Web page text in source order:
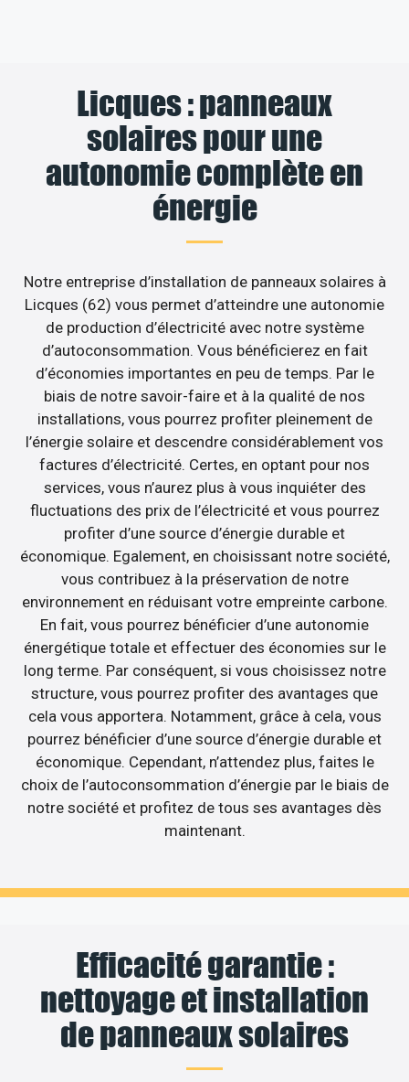
Licques : panneaux
solaires pour une
autonomie complète en
énergie
Notre entreprise d’installation de panneaux solaires à
Licques (62) vous permet d’atteindre une autonomie
de production d’électricité avec notre système
d’autoconsommation. Vous bénéficierez en fait
d’économies importantes en peu de temps. Par le
biais de notre savoir-faire et à la qualité de nos
installations, vous pourrez profiter pleinement de
l’énergie solaire et descendre considérablement vos
factures d’électricité. Certes, en optant pour nos
services, vous n’aurez plus à vous inquiéter des
fluctuations des prix de l’électricité et vous pourrez
profiter d’une source d’énergie durable et
économique. Egalement, en choisissant notre société,
vous contribuez à la préservation de notre
environnement en réduisant votre empreinte carbone.
En fait, vous pourrez bénéficier d’une autonomie
énergétique totale et effectuer des économies sur le
long terme. Par conséquent, si vous choisissez notre
structure, vous pourrez profiter des avantages que
cela vous apportera. Notamment, grâce à cela, vous
pourrez bénéficier d’une source d’énergie durable et
économique. Cependant, n’attendez plus, faites le
choix de l’autoconsommation d’énergie par le biais de
notre société et profitez de tous ses avantages dès
maintenant.
Efficacité garantie :
nettoyage et installation
de panneaux solaires